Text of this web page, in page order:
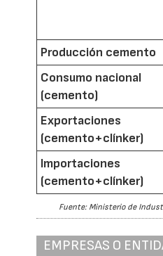
Producción cemento
Consumo nacional
(cemento)
Exportaciones
(cemento+clínker)
Importaciones
(cemento+clínker)
Fuente: Ministerio de
EMPRESAS O